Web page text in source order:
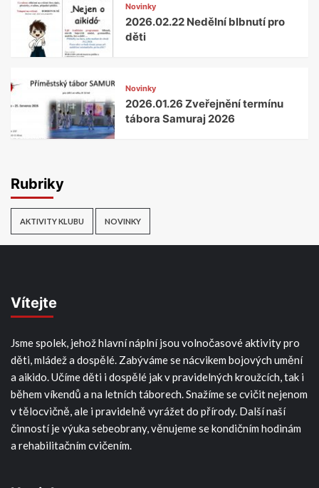
Novinky
2026.02.22 Nedělní blbnutí pro
děti
Novinky
2026.01.26 Zveřejnění termínu
tábora Samuraj 2026
Rubriky
AKTIVITY KLUBU NOVINKY
Vítejte
Jsme spolek, jehož hlavní náplní jsou volnočasové aktivity pro
děti, mládež a dospělé. Zabýváme se nácvikem bojových umění
a aikido. Učíme děti i dospělé jak v pravidelných kroužcích, tak i
během víkendů a na letních táborech. Snažíme se cvičit nejenom
v tělocvičně, ale i pravidelně vyrážet do přírody. Další naší
činností je výuka sebeobrany, věnujeme se kondičním hodinám
a rehabilitačním cvičením.